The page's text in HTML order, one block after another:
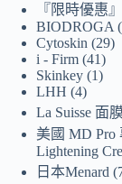
『限時優惠』
BIODROGA
Cytoskin
29
i - Firm 41
Skinkey 1
LHH 4
La Suisse 面
美國 MD Pro
Lightening
日本Menard